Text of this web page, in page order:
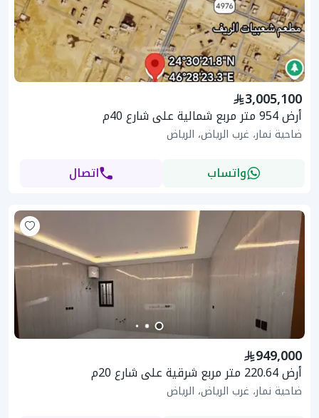
3,005,100
أرض 954 متر مربع شمالية على شارع 40م
ضاحية نمار، غرب الرياض، الرياض
واتساب اتصال
949,000
أرض 220.64 متر مربع شرقية على شارع 20م
ضاحية نمار، غرب الرياض، الرياض